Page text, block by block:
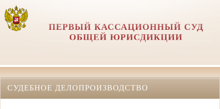
ПЕРВЫЙ КАССАЦИОННЫЙ СУД
ОБЩЕЙ ЮРИСДИКЦИИ
СУДЕБНОЕ ДЕЛОПРОИЗВОДСТВО